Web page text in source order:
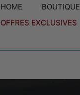
HOME BOUTIQUE
OFFRES EXCLUSIVES